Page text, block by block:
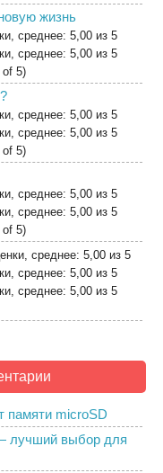
жизнь
of 5)
of 5)
of 5)
памяти microSD
лучший выбор для